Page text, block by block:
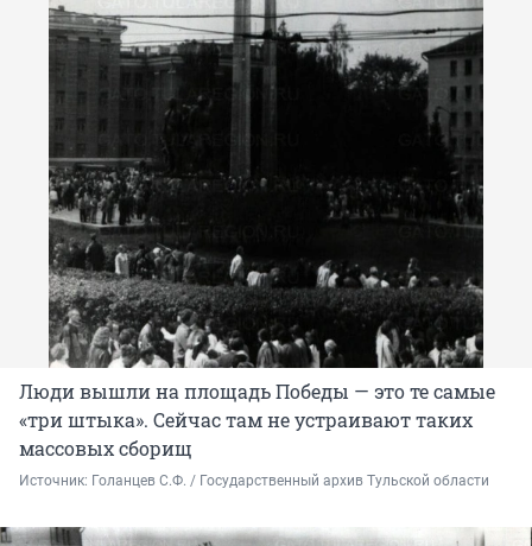
Люди вышли на площадь Победы — это те самые
«три штыка». Сейчас там не устраивают таких
массовых сборищ
Источник: Голанцев С.Ф. / Государственный архив Тульской области